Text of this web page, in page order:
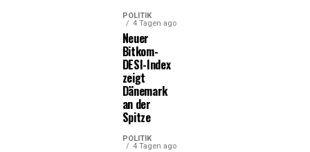
POLITIK
4 Tagen ago
Neuer
Bitkom-
DESI-Index
zeigt
Dänemark
an der
Spitze
POLITIK
4 Tagen ago